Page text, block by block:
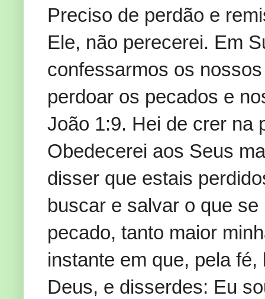
Preciso de perdão e
Ele, não perecerei. Em
confessarmos os
perdoar os pecados e
João 1:9. Hei de crer na
Obedecerei aos Seus
disser que estais
buscar e salvar o que
pecado, tanto maior
instante em que, pela
Deus, e disserdes: Eu